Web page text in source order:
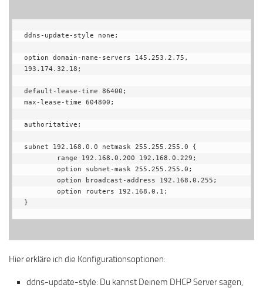
ddns-update-style none;
option domain-name-servers 145.253.2.75,
193.174.32.18;
default-lease-time 86400;
max-lease-time 604800;
authoritative;
subnet 192.168.0.0 netmask 255.255.255.0 {
}
Hier erkläre ich die Konfigurationsoptionen:
ddns-update-style: Du kannst Deinem DHCP Server sagen,